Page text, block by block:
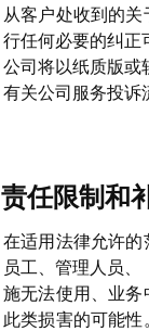
从客户处收到的
行任何必要的纠正
公司将以纸质版或
有关公司服务投诉
责任限制和
在适用法律允许
员工、管理人员
施无法使用、业
此类损害的可能